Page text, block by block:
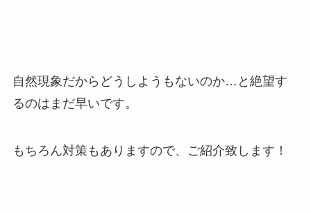
自然現象だからどうしようもないのか…と絶望す
るのはまだ早いです。
もちろん対策もありますので、ご紹介致します！